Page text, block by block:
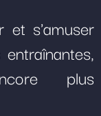
et s'amuser
plus